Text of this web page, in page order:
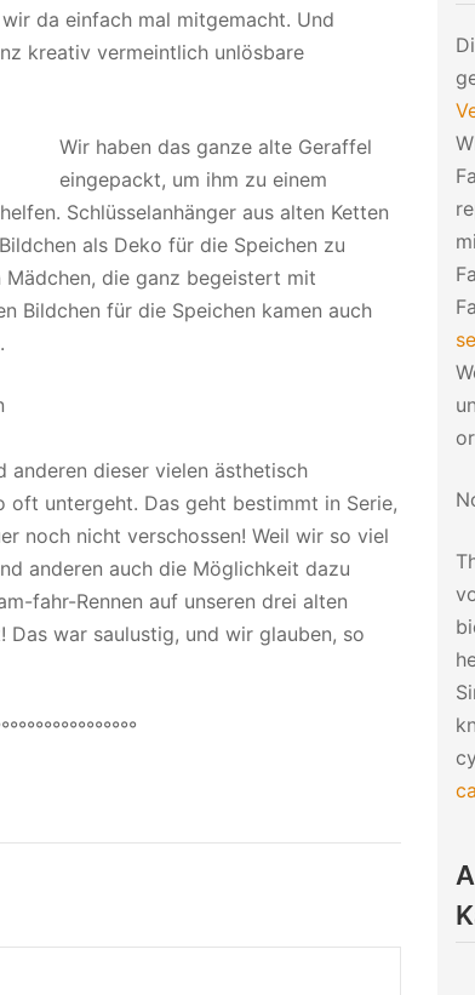
da einfach mal mitgemacht. Und
kreativ vermeintlich unlösbare
Wir haben das ganze alte Geraffel
eingepackt, um ihm zu einem
Schlüsselanhänger aus alten Ketten
als Deko für die Speichen zu
Mädchen, die ganz begeistert mit
Bildchen für die Speichen kamen auch
anderen dieser vielen ästhetisch
oft untergeht. Das geht bestimmt in Serie,
noch nicht verschossen! Weil wir so viel
anderen auch die Möglichkeit dazu
fahr-Rennen auf unseren drei alten
war saulustig, und wir glauben, so